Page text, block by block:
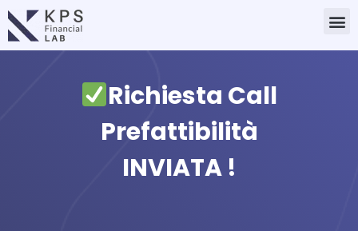
Vai
contenuto
Richiesta Call
Prefattibilità
INVIATA !